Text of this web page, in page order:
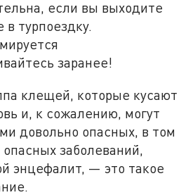
если вы выходите
в турпоездку.
заранее!
клещей, которые кусают
и, к сожалению, могут
довольно опасных, в том
заболеваний,
энцефалит, — это такое